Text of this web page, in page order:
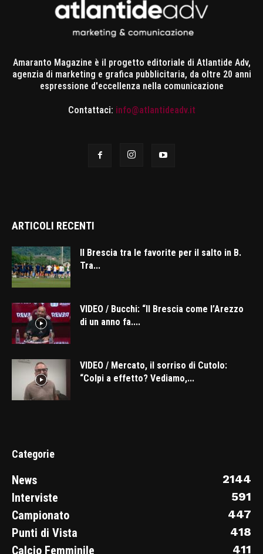
Amaranto Magazine è il progetto editoriale di Atlantide Adv,
agenzia di marketing e grafica pubblicitaria, da oltre 20 anni
espressione d'eccellenza nella comunicazione
Contattaci: info@atlantideadv.it
ARTICOLI RECENTI
Il Brescia tra le favorite per il salto in B.
Tra...
VIDEO / Bucchi: “Il Brescia come l’Arezzo
di un anno fa....
VIDEO / Mercato, il sorriso di Cutolo:
“Colpi a effetto? Vediamo,...
Categorie
News
2144
Interviste
591
Campionato
447
Punti di Vista
418
Calcio Femminile
411